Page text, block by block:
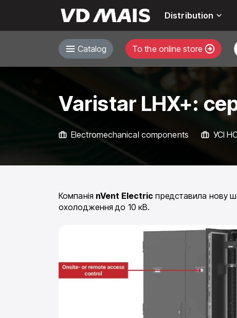
Distribution
Catalog To the online store
Varistar LHX+:
Electromechanical components УСІ
Компанія nVent Electric представила нову
охолодження до 10 кВ.